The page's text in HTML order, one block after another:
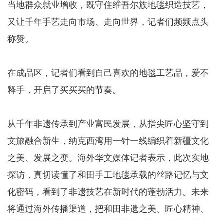
当地群众就业增收，既守住维吾尔族地毯织造技艺，
又让千年手艺走向市场、走向世界，记者们频频点头
称赞。
在成品区，记者们看到自己喜欢的地毯工艺品，爱不
释手，开启了买买买的节奏。
从千年非遗传承到产业富民发展，从指尖匠心坚守到
文旅融合新生，纳克西湾用一针一线编织着新疆文化
之美、发展之变。海外华文媒体记者表示，此次实地
探访，真切读懂了和田手工地毯承载的丝路记忆与文
化密码，看到了非遗技艺在新时代的蓬勃活力。未来
将通过海外传播渠道，把和田非遗之美、匠心精神、